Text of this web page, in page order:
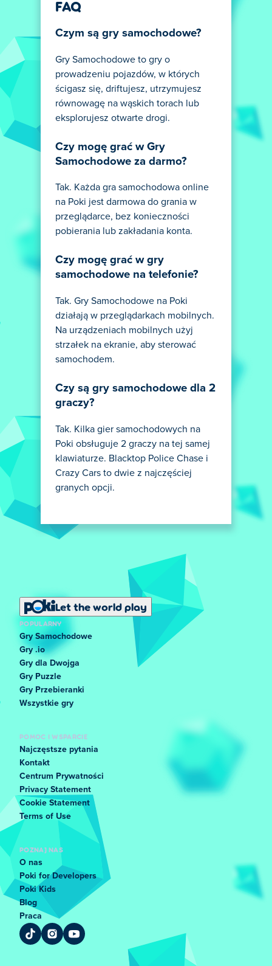
FAQ
Czym są gry samochodowe?
Gry Samochodowe to gry o
prowadzeniu pojazdów, w których
ścigasz się, driftujesz, utrzymujesz
równowagę na wąskich torach lub
eksplorujesz otwarte drogi.
Czy mogę grać w Gry
Samochodowe za darmo?
Tak. Każda gra samochodowa online
na Poki jest darmowa do grania w
przeglądarce, bez konieczności
pobierania lub zakładania konta.
Czy mogę grać w gry
samochodowe na telefonie?
Tak. Gry Samochodowe na Poki
działają w przeglądarkach mobilnych.
Na urządzeniach mobilnych użyj
strzałek na ekranie, aby sterować
samochodem.
Czy są gry samochodowe dla 2
graczy?
Tak. Kilka gier samochodowych na
Poki obsługuje 2 graczy na tej samej
klawiaturze. Blacktop Police Chase i
Crazy Cars to dwie z najczęściej
granych opcji.
Let the world play
POPULARNY
Gry Samochodowe
Gry .io
Gry dla Dwojga
Gry Puzzle
Gry Przebieranki
Wszystkie gry
POMOC I WSPARCIE
Najczęstsze pytania
Kontakt
Centrum Prywatności
Privacy Statement
Cookie Statement
Terms of Use
POZNAJ NAS
O nas
Poki for Developers
Poki Kids
Blog
Praca